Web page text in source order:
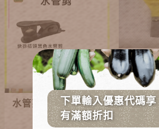
水管剪 (兩款)
水管束
NT. 20